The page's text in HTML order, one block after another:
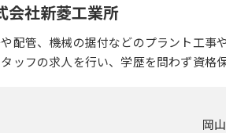
会社新菱工業所
配管、機械の据付などのプラント工事
ッフの求人を行い、学歴を問わず資格
岡